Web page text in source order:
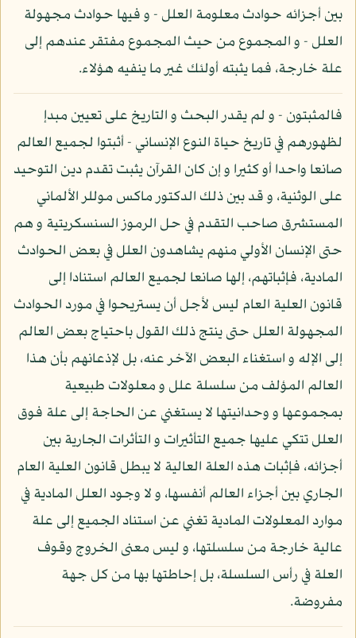
بين أجزائه حوادث معلومة العلل - و فيها حوادث مجهولة
العلل - و المجموع من حيث المجموع مفتقر عندهم إلى
علة خارجة، فما يثبته أولئك غير ما ينفيه هؤلاء.
فالمثبتون - و لم يقدر البحث و التاريخ على تعيين مبدإ
لظهورهم في تاريخ حياة النوع الإنساني - أثبتوا لجميع العالم
صانعا واحدا أو كثيرا و إن كان القرآن يثبت تقدم دين التوحيد
على الوثنية، و قد بين ذلك الدكتور ماكس موللر الألماني
المستشرق صاحب التقدم في حل الرموز السنسكريتية و هم
حتى الإنسان الأولي منهم يشاهدون العلل في بعض الحوادث
المادية، فإثباتهم، إلها صانعا لجميع العالم استنادا إلى
قانون العلية العام ليس لأجل أن يستريحوا في مورد الحوادث
المجهولة العلل حتى ينتج ذلك القول باحتياج بعض العالم
إلى الإله و استغناء البعض الآخر عنه، بل لإذعانهم بأن هذا
العالم المؤلف من سلسلة علل و معلولات طبيعية
بمجموعها و وحدانيتها لا يستغني عن الحاجة إلى علة فوق
العلل تتكي عليها جميع التأثيرات و التأثرات الجارية بين
أجزائه، فإثبات هذه العلة العالية لا يبطل قانون العلية العام
الجاري بين أجزاء العالم أنفسها، و لا وجود العلل المادية في
موارد المعلولات المادية تغني عن استناد الجميع إلى علة
عالية خارجة من سلسلتها، و ليس معنى الخروج وقوف
العلة في رأس السلسلة، بل إحاطتها بها من كل جهة
مفروضة.